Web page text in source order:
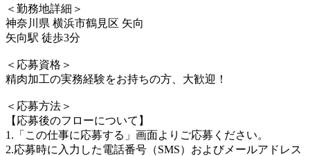
＜勤務地詳細＞
神奈川県 横浜市鶴見区 矢向
矢向駅 徒歩3分
＜応募資格＞
精肉加工の実務経験をお持ちの方、大歓迎！
＜応募方法＞
【応募後のフローについて】
1.「この仕事に応募する」画面よりご応募ください。
2.応募時に入力した電話番号（SMS）およびメールアドレス